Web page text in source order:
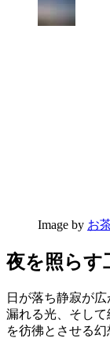
Image by お
夜を照らす
日が落ち静寂が
漏れる光、そして
を彷彿とさせる